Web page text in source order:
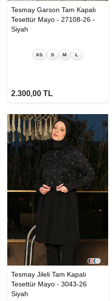
Tesmay Garson Tam Kapalı
Tesettür Mayo - 27108-26 -
Siyah
XS S M L
2.300,00 TL
+2
Tesmay Jileli Tam Kapalı
Tesettür Mayo - 3043-26
Siyah